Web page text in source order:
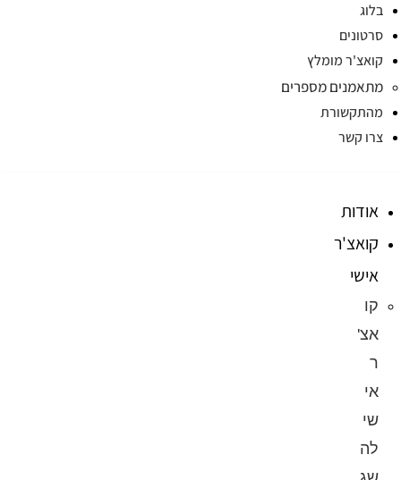
בלוג
סרטונים
קואצ'ר מומלץ
מתאמנים מספרים
מהתקשורת
צרו קשר
אודות
קואצ'ר
אישי
קו
אצ'
ר
אי
שי
לה